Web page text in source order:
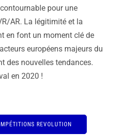
pour une
AR. La légitimité et la
en font un moment clé de
européens majeurs du
des nouvelles tendances.
en 2020 !
REVOLUTION